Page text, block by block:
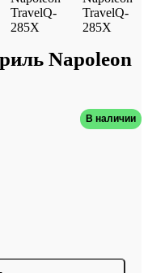
Napoleon
В наличии